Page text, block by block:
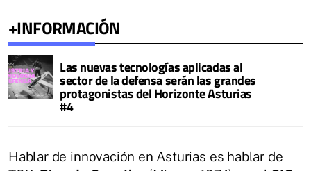
+INFORMACIÓN
Las nuevas tecnologías aplicadas al
sector de la defensa serán las grandes
protagonistas del Horizonte Asturias
#4
Hablar de innovación en Asturias es hablar de